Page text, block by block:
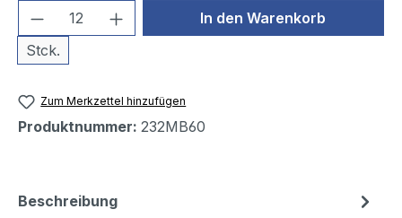
Produkt Anzahl: Gib den
Stck.
In den Warenkorb
Zum Merkzettel hinzufügen
Produktnummer: 232MB60
Beschreibung